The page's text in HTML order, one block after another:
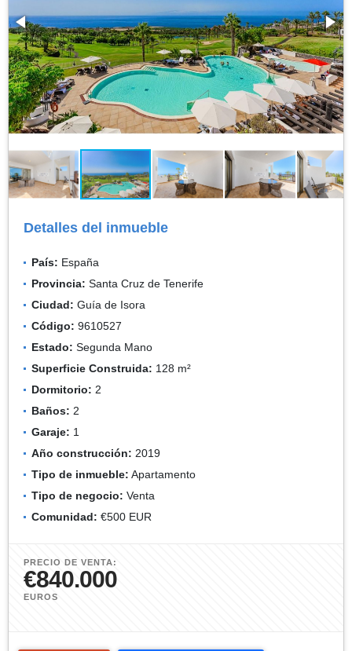
Detalles del inmueble
País: España
Provincia: Santa Cruz de Tenerife
Ciudad: Guía de Isora
Código: 9610527
Estado: Segunda Mano
Superficie Construida: 128 m²
Dormitorio: 2
Baños: 2
Garaje: 1
Año construcción: 2019
Tipo de inmueble: Apartamento
Tipo de negocio: Venta
Comunidad: €500 EUR
PRECIO DE VENTA:
€840.000
EUROS